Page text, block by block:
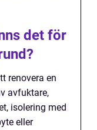
det för
renovera en
avfuktare,
isolering med
eller